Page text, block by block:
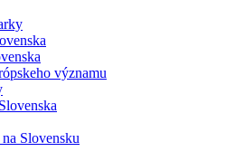
významu
Slovensku